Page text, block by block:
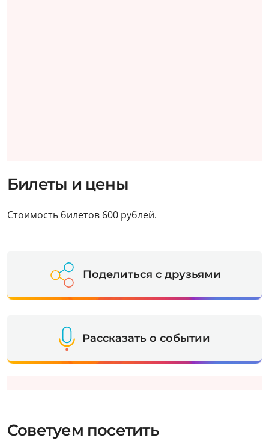
Билеты и цены
Стоимость билетов 600 рублей.
Поделиться с друзьями
Рассказать о событии
Советуем посетить